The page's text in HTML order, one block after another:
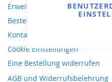
Erweiterte Suche
Bestellungen und
Kontaktieren Sie uns
Cookie Einstellungen
Eine Bestellung widerrufen
AGB und Widerrufsbelehrung